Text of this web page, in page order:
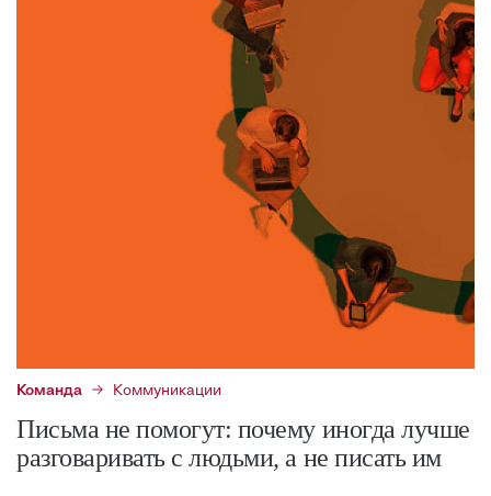
Команда Коммуникации
Письма не помогут: почему иногда лучше
разговаривать с людьми, а не писать им